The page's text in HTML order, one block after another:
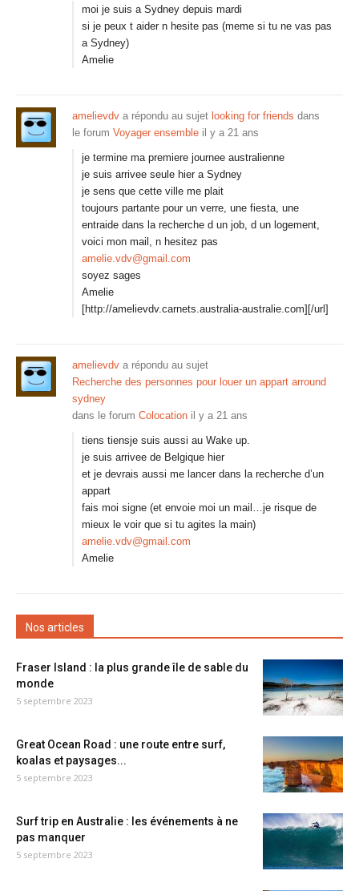
moi je suis a Sydney depuis mardi
si je peux t aider n hesite pas (meme si tu ne vas pas
a Sydney)
Amelie
amelievdv a répondu au sujet looking for friends dans
le forum Voyager ensemble il y a 21 ans
je termine ma premiere journee australienne
je suis arrivee seule hier a Sydney
je sens que cette ville me plait
toujours partante pour un verre, une fiesta, une
entraide dans la recherche d un job, d un logement,
voici mon mail, n hesitez pas
amelie.vdv@gmail.com
soyez sages
Amelie
[http://amelievdv.carnets.australia-australie.com][/url]
amelievdv a répondu au sujet
Recherche des personnes pour louer un appart arround
sydney
dans le forum Colocation il y a 21 ans
tiens tiensje suis aussi au Wake up.
je suis arrivee de Belgique hier
et je devrais aussi me lancer dans la recherche d’un
appart
fais moi signe (et envoie moi un mail…je risque de
mieux le voir que si tu agites la main)
amelie.vdv@gmail.com
Amelie
Nos articles
Fraser Island : la plus grande île de sable du
monde
5 septembre 2023
Great Ocean Road : une route entre surf,
koalas et paysages...
5 septembre 2023
Surf trip en Australie : les événements à ne
pas manquer
5 septembre 2023